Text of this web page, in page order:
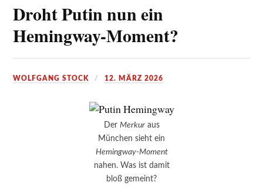
Droht Putin nun ein
Hemingway-Moment?
WOLFGANG STOCK 12. MÄRZ 2026
Der Merkuraus
München sieht ein
Hemingway-Moment
nahen. Was ist damit
bloß gemeint?